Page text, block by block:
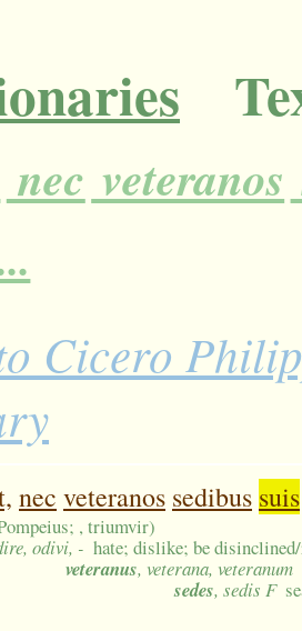
nec veteranos
Cicero
nec veteranos sedibus suis
, triumvir)
odivi, - hate; dislike; be
veteranus, veterana, veteranum
sedes, sedis F